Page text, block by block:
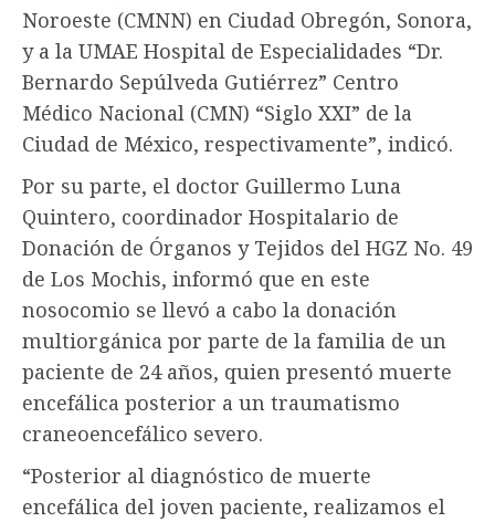
Noroeste (CMNN) en Ciudad Obregón, Sonora,
y a la UMAE Hospital de Especialidades “Dr.
Bernardo Sepúlveda Gutiérrez” Centro
Médico Nacional (CMN) “Siglo XXI” de la
Ciudad de México, respectivamente”, indicó.
Por su parte, el doctor Guillermo Luna
Quintero, coordinador Hospitalario de
Donación de Órganos y Tejidos del HGZ No. 49
de Los Mochis, informó que en este
nosocomio se llevó a cabo la donación
multiorgánica por parte de la familia de un
paciente de 24 años, quien presentó muerte
encefálica posterior a un traumatismo
craneoencefálico severo.
“Posterior al diagnóstico de muerte
encefálica del joven paciente, realizamos el